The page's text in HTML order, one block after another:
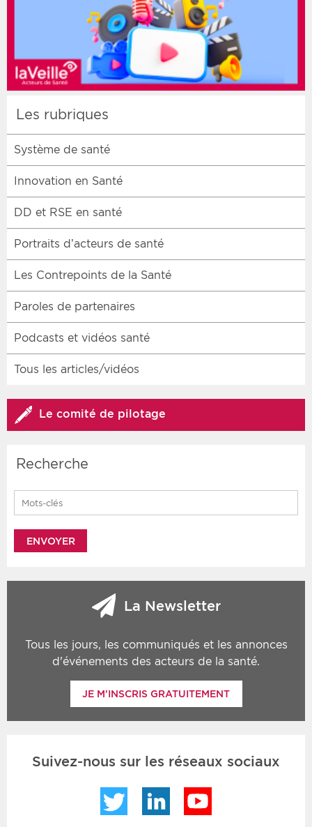
Les rubriques
Système de santé
Innovation en Santé
DD et RSE en santé
Portraits d’acteurs de santé
Les Contrepoints de la Santé
Paroles de partenaires
Podcasts et vidéos santé
Tous les articles/vidéos
Le comité de pilotage
Recherche
La Newsletter
Tous les jours, les communiqués et les annonces
d'événements des acteurs de la santé.
JE M'INSCRIS GRATUITEMENT
Suivez-nous sur les réseaux sociaux
Twitter LinkedIn